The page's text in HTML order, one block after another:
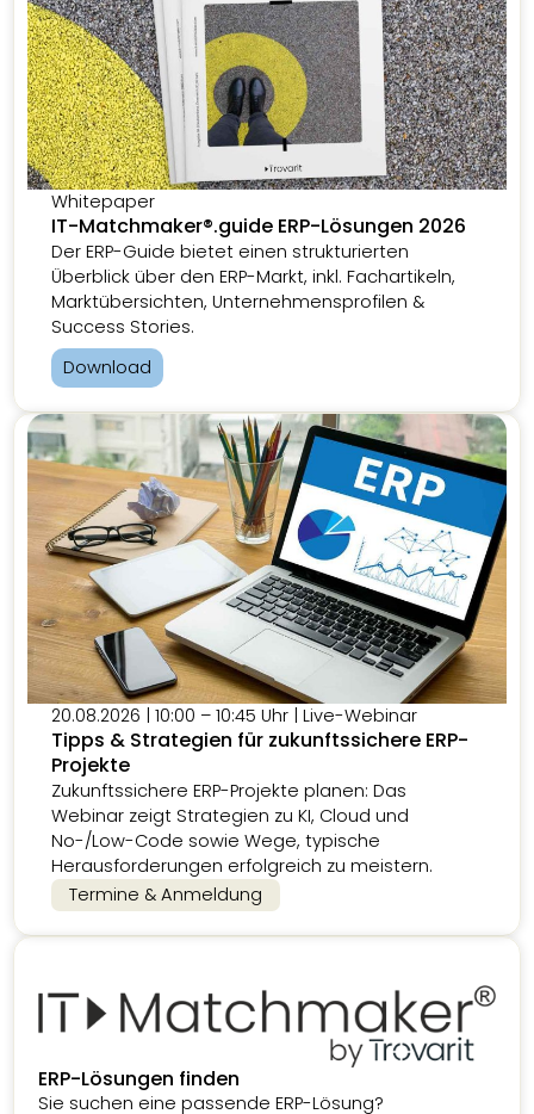
Whitepaper
IT-Matchmaker®.guide ERP-Lösungen 2026
Der ERP-Guide bietet einen strukturierten
Überblick über den ERP-Markt, inkl. Fachartikeln,
Marktübersichten, Unternehmensprofilen &
Success Stories.
Download
20.08.2026 | 10:00 – 10:45 Uhr | Live-Webinar
Tipps & Strategien für zukunftssichere ERP-
Projekte
Zukunftssichere ERP-Projekte planen: Das
Webinar zeigt Strategien zu KI, Cloud und
No-/Low-Code sowie Wege, typische
Herausforderungen erfolgreich zu meistern.
Termine & Anmeldung
ERP-Lösungen finden
Sie suchen eine passende ERP-Lösung?